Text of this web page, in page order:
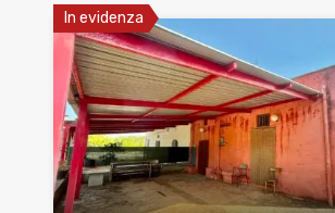
In evidenza